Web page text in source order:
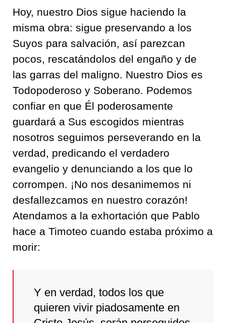
Hoy, nuestro Dios sigue haciendo la
misma obra: sigue preservando a los
Suyos para salvación, así parezcan
pocos, rescatándolos del engaño y de
las garras del maligno. Nuestro Dios es
Todopoderoso y Soberano. Podemos
confiar en que Él poderosamente
guardará a Sus escogidos mientras
nosotros seguimos perseverando en la
verdad, predicando el verdadero
evangelio y denunciando a los que lo
corrompen. ¡No nos desanimemos ni
desfallezcamos en nuestro corazón!
Atendamos a la exhortación que Pablo
hace a Timoteo cuando estaba próximo a
morir:
Y en verdad, todos los que
quieren vivir piadosamente en